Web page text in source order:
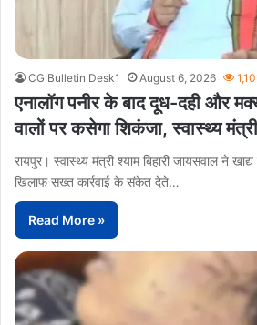
CG Bulletin Desk1 August 6, 2026
एनालॉग पनीर के बाद दूध-दही और
वालों पर कसेगा शिकंजा, स्वास्थ्य
रायपुर। स्वास्थ्य मंत्री श्याम बिहारी जायसवाल ने
खिलाफ सख्त कार्रवाई के संकेत देते…
Read More »